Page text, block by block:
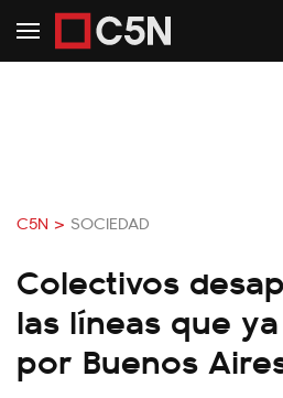
C5N > SOCIEDAD
Colectivos
las líneas que
por Buenos